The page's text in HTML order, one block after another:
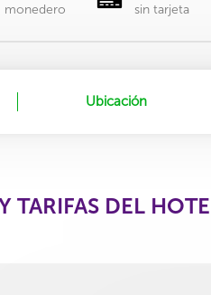
monedero
sin tarjeta
Ubicación
TARIFAS DEL